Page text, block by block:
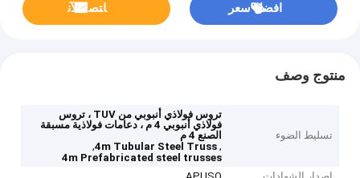
افضل سعر ﺎﺘﺼﻟ ﺍﻶﻧ
منتوج وصف
تسليط الضوء
تروس فولاذي أنبوبي من TUV ، تروس
فولاذي أنبوبي 4 م ، دعامات فولاذية مسبقة
الصنع 4 م
,
4m Tubular Steel Truss
,
4m Prefabricated steel trusses